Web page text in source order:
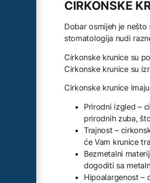
CIRKONSKE
Dobar osmijeh je
stomatologija nudi
Cirkonske krunice su
Cirkonske krunice su
Cirkonske krunice
Prirodni izgled –
prirodnih zuba,
Trajnost –
će Vam krunice
Bezmetalni
dogoditi sa
Hipoalargenost –